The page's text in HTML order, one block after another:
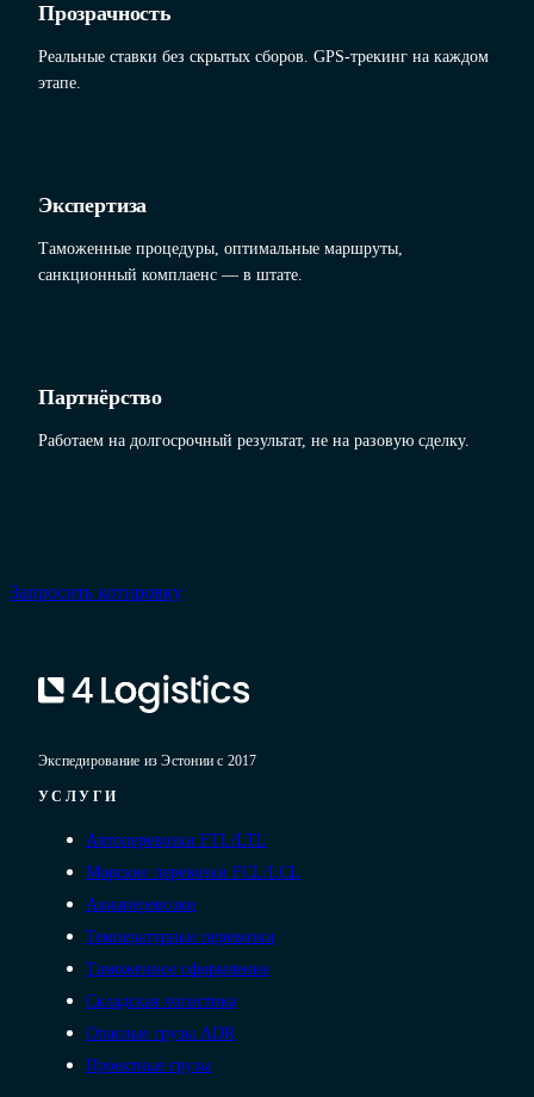
Прозрачность
Реальные ставки без скрытых сборов. GPS-трекинг на каждом
этапе.
Экспертиза
Таможенные процедуры, оптимальные маршруты,
санкционный комплаенс — в штате.
Партнёрство
Работаем на долгосрочный результат, не на разовую сделку.
Запросить котировку
Экспедирование из Эстонии с 2017
УСЛУГИ
Автоперевозки FTL/LTL
Морские перевозки FCL/LCL
Авиаперевозки
Температурные перевозки
Таможенное оформление
Складская логистика
Опасные грузы ADR
Проектные грузы